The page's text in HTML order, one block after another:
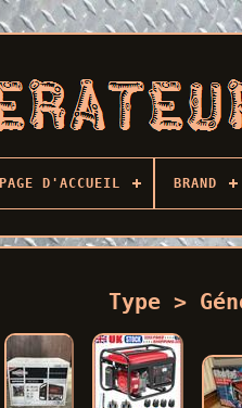
PAGE D'ACCUEIL BRAND
Type >